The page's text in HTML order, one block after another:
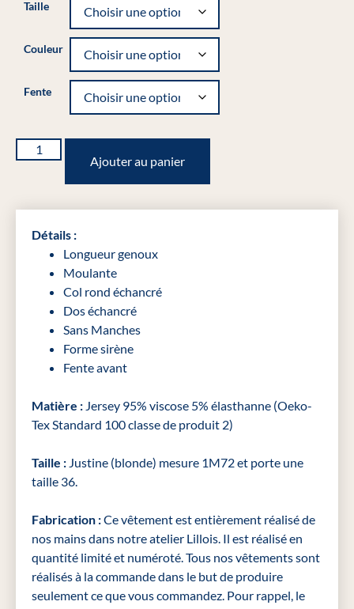
Taille
Couleur
Fente
Ajouter au panier
Détails :
Longueur genoux
Moulante
Col rond échancré
Dos échancré
Sans Manches
Forme sirène
Fente avant
Matière : Jersey 95% viscose 5% élasthanne (Oeko-
Tex Standard 100 classe de produit 2)
Taille : Justine (blonde) mesure 1M72 et porte une
taille 36.
Fabrication :Ce vêtement est entièrement réalisé de
nos mains dans notre atelier Lillois. Il est réalisé en
quantité limité et numéroté. Tous nos vêtements sont
réalisés à la commande dans le but de produire
seulement ce que vous commandez. Pour rappel, le